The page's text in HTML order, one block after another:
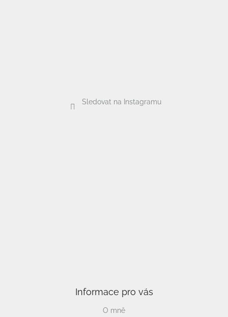
Sledovat na Instagramu
Informace pro vás
O mně